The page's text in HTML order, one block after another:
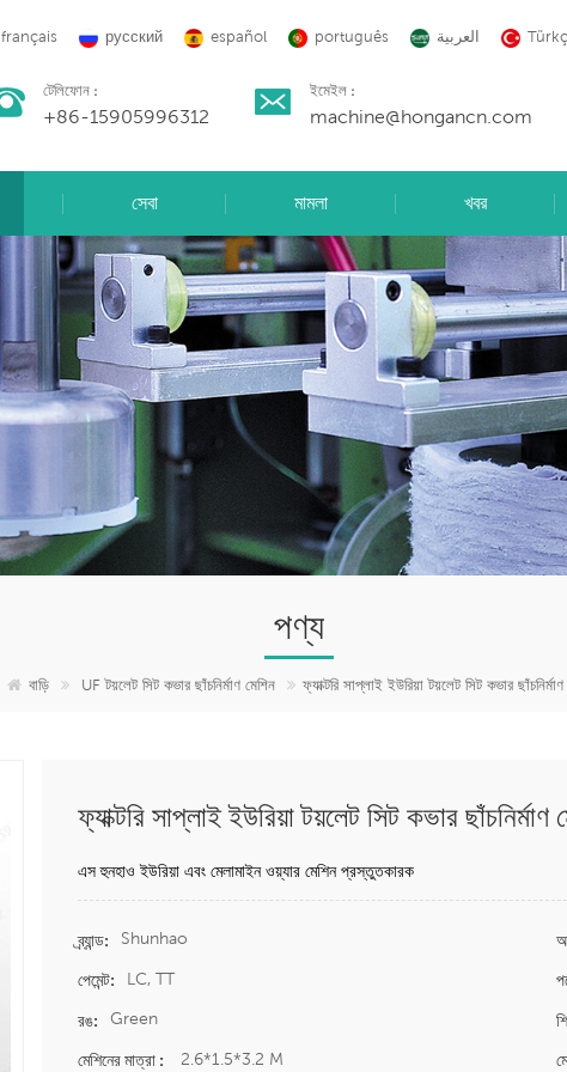
français русский español português العربية
টেলিফোন :
+86-15905996312
ইমেইল :
machine@hongancn.com
সেবা মামলা খবর
পণ্য
বাড়ি UF টয়লেট সিট কভার ছাঁচনির্মাণ মেশিন ফ্যাক্টরি সাপ্লাই ইউরিয়া টয়লেট সিট কভার
ফ্যাক্টরি সাপ্লাই ইউরিয়া টয়লেট সিট কভার ছাঁচনির্মাণ
এস হুনহাও ইউরিয়া এবং মেলামাইন ওয়্যার মেশিন প্রস্তুতকারক
ব্র্যান্ড: Shunhao
পেমেন্ট: LC, TT
রঙ: Green
মেশিনের মাত্রা : 2.6*1.5*3.2 M